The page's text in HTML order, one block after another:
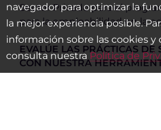
Sector Privado para el
para la empleabilidad en la
EVALÚE LAS PRÁCTICAS DE
CON NUESTRA
COMPARATIVA EN
navegador para optimizar la
la mejor experiencia posible.
información sobre las cookies y
consulta nuestra Política de